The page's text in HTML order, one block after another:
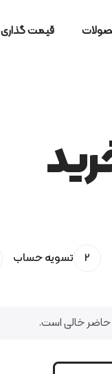
قیمت گذاری
2 تسویه حساب
خالی است.